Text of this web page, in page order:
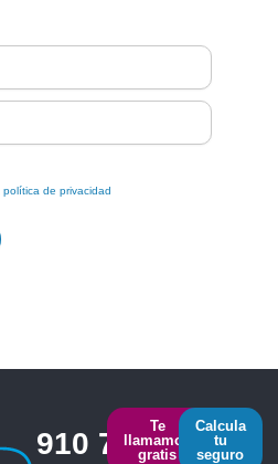
política de privacidad
910 793
Te
llamamos
gratis
Calcula
tu
seguro